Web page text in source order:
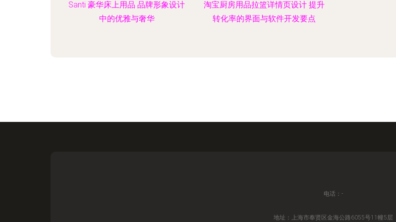
Santi 豪华床上用品 品牌形象设计
中的优雅与奢华
淘宝厨房用品拉篮详情页设计 提升
转化率的界面与软件开发要点
电话：-
地址：上海市奉贤区金海公路6055号11幢5层